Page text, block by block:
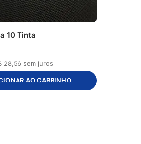
10 Tinta
28,56 sem juros
AO CARRINHO